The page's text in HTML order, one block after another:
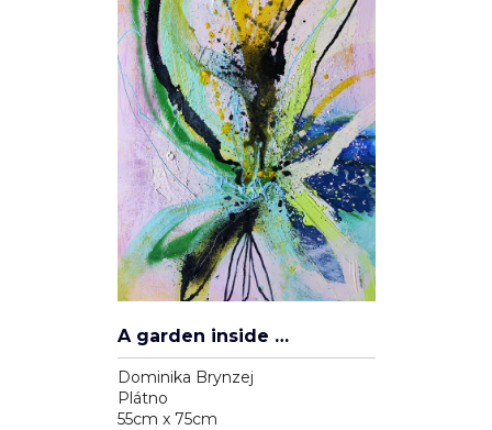
A garden inside me
Dominika Brynzej
Plátno
55cm x 75cm